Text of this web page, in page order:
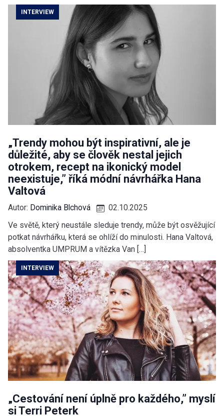
INTERVIEW
„Trendy mohou být inspirativní, ale je
důležité, aby se člověk nestal jejich
otrokem, recept na ikonický model
neexistuje,” říká módní návrhářka Hana
Valtová
Autor: Dominika Blchová
02.10.2025
Ve světě, který neustále sleduje trendy, může být osvěžující
potkat návrhářku, která se ohlíží do minulosti. Hana Valtová,
absolventka UMPRUM a vítězka Van […]
INTERVIEW
„Cestování není úplně pro každého,” myslí
si Terri Peterk